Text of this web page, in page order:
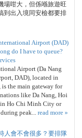
場咁大，但係喺旅遊旺
到出入境同安檢都要排
Airport (DAD)
do I have to queue?
Airport (Da Nang
DAD), located in
the main gateway for
like Da Nang, Hoi
in Ho Chi Minh City or
peak... read more »
人會不會很多？要排隊